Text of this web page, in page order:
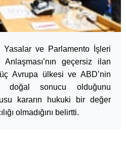
Yasalar ve Parlamento İşleri
geçersiz ilan
Avrupa ülkesi ve ABD’nin
doğal sonucu olduğunu
kararın hukuki bir değer
olmadığını belirtti.